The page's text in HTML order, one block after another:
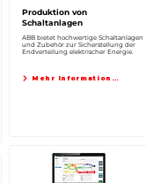
Produktion von
Schaltanlagen
ABB bietet hochwertige Schaltanlagen
und Zubehör zur Sicherstellung der
Endverteilung elektrischer Energie.
Mehr Informationen